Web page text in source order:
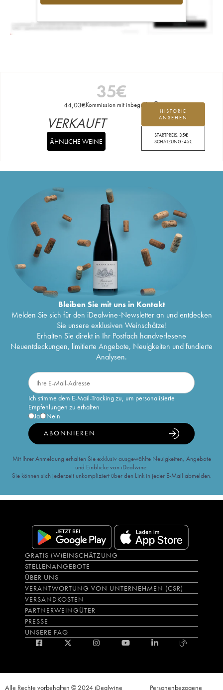
35€
44,03€Kommission mit inbegriffen
HISTORIE
ANSEHEN
STARTPREIS:35€
SCHÄTZUNG:45€
VERKAUFT
ÄHNLICHE WEINE
Bleiben Sie mit uns in Kontakt
Melden Sie sich für den iDealwine-Newsletter an und entdecken
Sie unsere exklusiven Weinschätze!
Erhalten Sie direkt in Ihr Postfach handverlesene
Neuentdeckungen, limitierte Angebote, Neuigkeiten und fundierte
Analysen.
Ich stimme dem E-Mail-Tracking zu, um personalisierte
Empfehlungen zu erhalten
Ja
Nein
ABONNIEREN
Mit Ihrer Anmeldung erhalten Sie exklusiv ausgewählte Neuigkeiten, Angebote
und Einblicke von iDealwine.
Sie können sich jederzeit unkompliziert über den Link in jeder E-Mail abmelden.
GRATIS (W)EINSCHÄTZUNG
STELLENANGEBOTE
ÜBER UNS
VERANTWORTUNG VON UNTERNEHMEN (CSR)
VERSANDKOSTEN
PARTNERWEINGÜTER
PRESSE
UNSERE FAQ
Alle Rechte vorbehalten © 2024 iDealwine Personenbezogene